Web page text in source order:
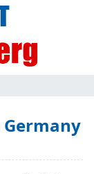
Germany